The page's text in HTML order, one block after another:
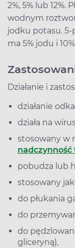
2%, 5% lub 12%.
wodnym
jodku potasu. 5-
ma 5% jodu i
Działanie i
działanie
działa na
stosowany w
nadczynność
pobudza lub
stosowany
do płukania
do
do
gliceryną),